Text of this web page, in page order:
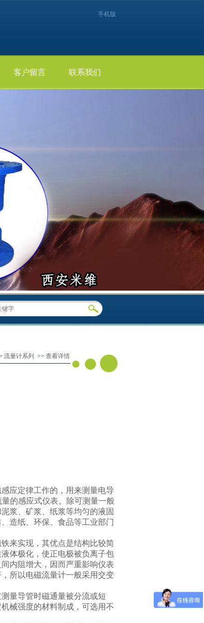
手机版
客户留言 联系我们
流量计系列 >> 查看详情
应定律工作的，用来测量电导
的感应式仪表。除可测量一般
浆、矿浆、纸浆等均匀的液固
造纸、环保、食品等工业部门
来实现，其优点是结构比较简
体极化，使正电极被负离子包
内阻增大，因而严重影响仪表
所以电磁流量计一般采用交变
量导管时磁通量被分流或短
械强度的材料制成，可选用不